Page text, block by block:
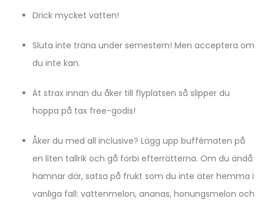
Drick mycket vatten!
Sluta inte träna under semestern! Men acceptera om
du inte kan.
Ät strax innan du åker till flyplatsen så slipper du
hoppa på tax free-godis!
Åker du med all inclusive? Lägg upp buffématen på
en liten tallrik och gå förbi efterrätterna. Om du ändå
hamnar där, satsa på frukt som du inte äter hemma i
vanliga fall: vattenmelon, ananas, honungsmelon och